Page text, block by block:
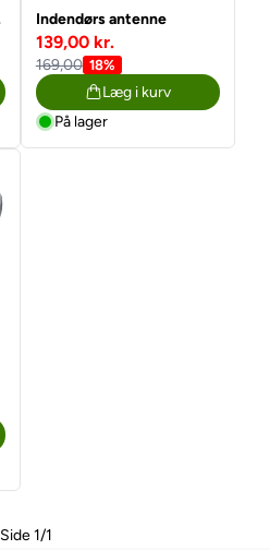
Indendørs antenne
139,00 kr.
169,00 18%
Læg i kurv
På lager
Side 1/1